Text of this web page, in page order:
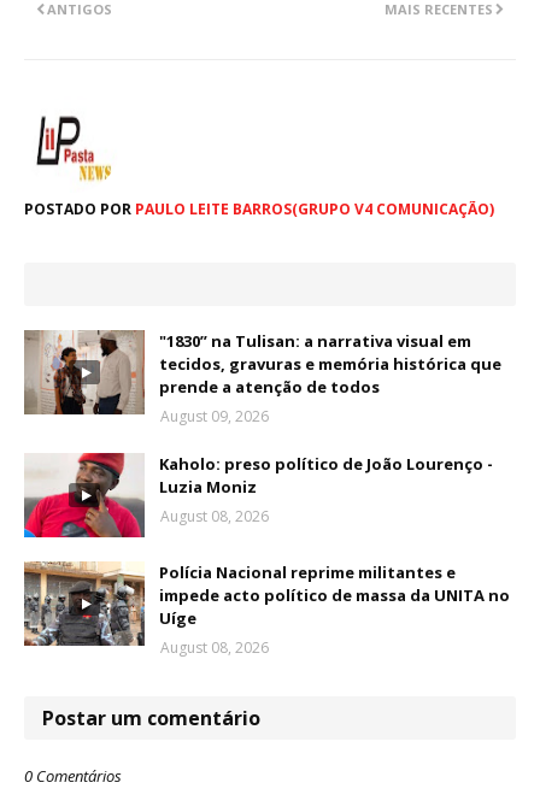
MAIS RECENTES
ANTIGOS
POSTADO POR PAULO LEITE BARROS(GRUPO V4 COMUNICAÇÃO)
"1830” na Tulisan: a narrativa visual em
tecidos, gravuras e memória histórica que
prende a atenção de todos
August 09, 2026
Kaholo: preso político de João Lourenço -
Luzia Moniz
August 08, 2026
Polícia Nacional reprime militantes e
impede acto político de massa da UNITA no
Uíge
August 08, 2026
Postar um comentário
0 Comentários